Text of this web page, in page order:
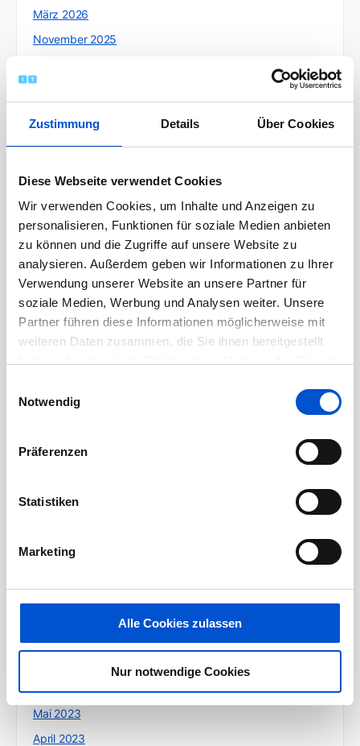
Zustimmung Details Über Cookies
Diese Webseite verwendet Cookies
Wir verwenden Cookies, um Inhalte und Anzeigen zu
personalisieren, Funktionen für soziale Medien anbieten
zu können und die Zugriffe auf unsere Website zu
analysieren. Außerdem geben wir Informationen zu Ihrer
Verwendung unserer Website an unsere Partner für
soziale Medien, Werbung und Analysen weiter. Unsere
Partner führen diese Informationen möglicherweise mit
weiteren Daten zusammen, die Sie ihnen bereitgestellt
Notwendig
Präferenzen
Statistiken
Marketing
Alle Cookies zulassen
Nur notwendige Cookies
März 2026
November 2025
März 2025
Februar 2025
Januar 2025
Dezember 2024
Oktober 2024
August 2024
Juli 2024
Oktober 2023
Juni 2023
Mai 2023
April 2023